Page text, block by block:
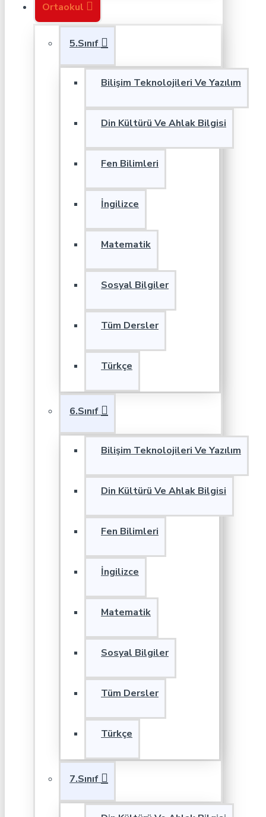
Ortaokul
5.Sınıf
Bilişim Teknolojileri Ve Yazılım
Din Kültürü Ve Ahlak Bilgisi
Fen Bilimleri
İngilizce
Matematik
Sosyal Bilgiler
Tüm Dersler
Türkçe
6.Sınıf
Bilişim Teknolojileri Ve Yazılım
Din Kültürü Ve Ahlak Bilgisi
Fen Bilimleri
İngilizce
Matematik
Sosyal Bilgiler
Tüm Dersler
Türkçe
7.Sınıf